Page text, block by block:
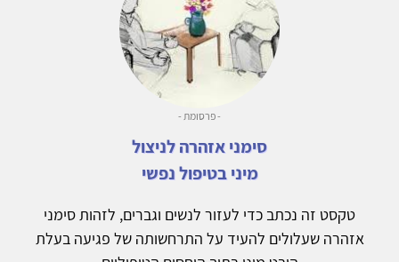
- פרסומת -
סימני אזהרה לניצול
מיני בטיפול נפשי
טקסט זה נכתב כדי לעזור לנשים וגברים, לזהות סימני
אזהרה שעלולים להעיד על התרחשותה של פגיעה בעלת